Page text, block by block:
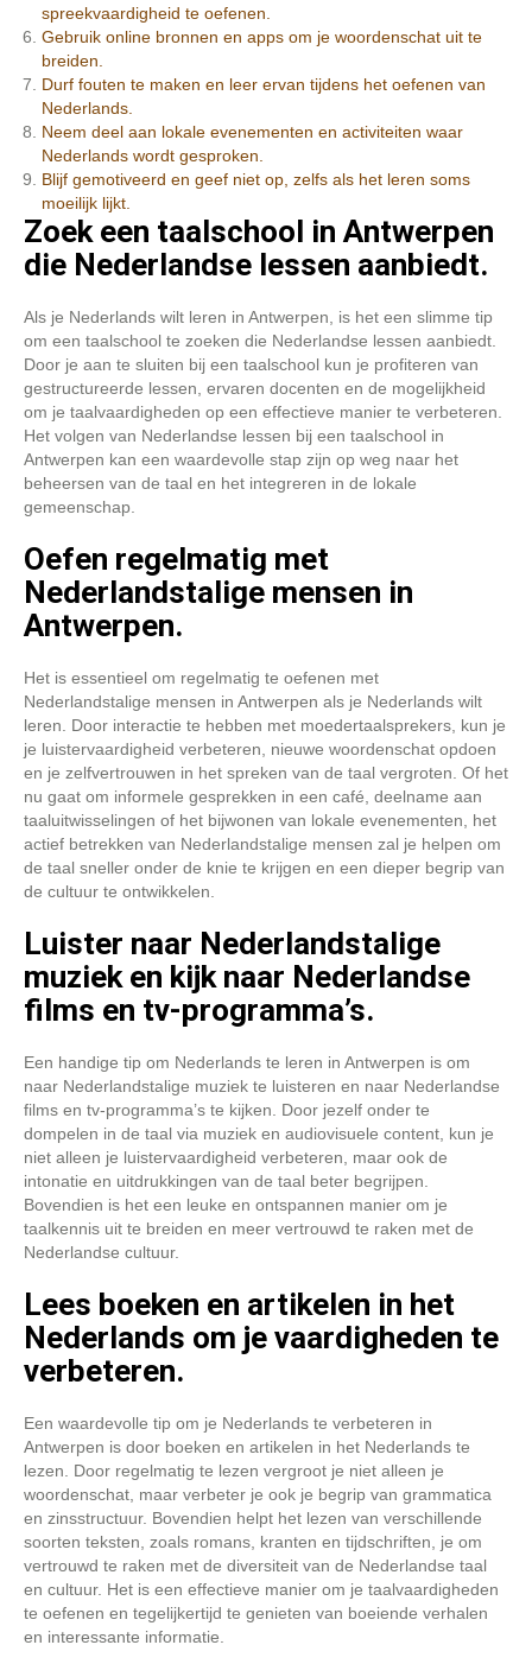
spreekvaardigheid te oefenen.
Gebruik online bronnen en apps om je woordenschat uit te
breiden.
Durf fouten te maken en leer ervan tijdens het oefenen van
Nederlands.
Neem deel aan lokale evenementen en activiteiten waar
Nederlands wordt gesproken.
Blijf gemotiveerd en geef niet op, zelfs als het leren soms
moeilijk lijkt.
Zoek een taalschool in Antwerpen
die Nederlandse lessen aanbiedt.
Als je Nederlands wilt leren in Antwerpen, is het een slimme tip
om een taalschool te zoeken die Nederlandse lessen aanbiedt.
Door je aan te sluiten bij een taalschool kun je profiteren van
gestructureerde lessen, ervaren docenten en de mogelijkheid
om je taalvaardigheden op een effectieve manier te verbeteren.
Het volgen van Nederlandse lessen bij een taalschool in
Antwerpen kan een waardevolle stap zijn op weg naar het
beheersen van de taal en het integreren in de lokale
gemeenschap.
Oefen regelmatig met
Nederlandstalige mensen in
Antwerpen.
Het is essentieel om regelmatig te oefenen met
Nederlandstalige mensen in Antwerpen als je Nederlands wilt
leren. Door interactie te hebben met moedertaalsprekers, kun je
je luistervaardigheid verbeteren, nieuwe woordenschat opdoen
en je zelfvertrouwen in het spreken van de taal vergroten. Of het
nu gaat om informele gesprekken in een café, deelname aan
taaluitwisselingen of het bijwonen van lokale evenementen, het
actief betrekken van Nederlandstalige mensen zal je helpen om
de taal sneller onder de knie te krijgen en een dieper begrip van
de cultuur te ontwikkelen.
Luister naar Nederlandstalige
muziek en kijk naar Nederlandse
films en tv-programma’s.
Een handige tip om Nederlands te leren in Antwerpen is om
naar Nederlandstalige muziek te luisteren en naar Nederlandse
films en tv-programma’s te kijken. Door jezelf onder te
dompelen in de taal via muziek en audiovisuele content, kun je
niet alleen je luistervaardigheid verbeteren, maar ook de
intonatie en uitdrukkingen van de taal beter begrijpen.
Bovendien is het een leuke en ontspannen manier om je
taalkennis uit te breiden en meer vertrouwd te raken met de
Nederlandse cultuur.
Lees boeken en artikelen in het
Nederlands om je vaardigheden te
verbeteren.
Een waardevolle tip om je Nederlands te verbeteren in
Antwerpen is door boeken en artikelen in het Nederlands te
lezen. Door regelmatig te lezen vergroot je niet alleen je
woordenschat, maar verbeter je ook je begrip van grammatica
en zinsstructuur. Bovendien helpt het lezen van verschillende
soorten teksten, zoals romans, kranten en tijdschriften, je om
vertrouwd te raken met de diversiteit van de Nederlandse taal
en cultuur. Het is een effectieve manier om je taalvaardigheden
te oefenen en tegelijkertijd te genieten van boeiende verhalen
en interessante informatie.